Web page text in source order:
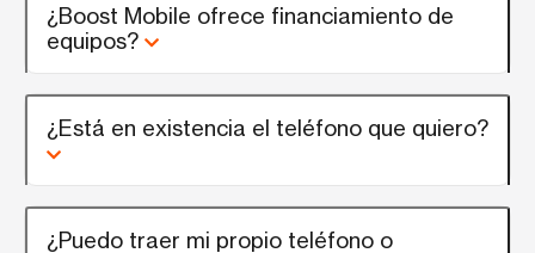
¿Boost Mobile ofrece financiamiento de
equipos?
¿Está en existencia el teléfono que quiero?
¿Puedo traer mi propio teléfono o